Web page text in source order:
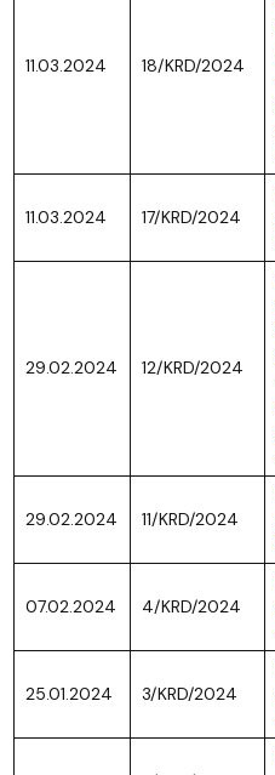
11.03.2024 18/KRD/2024
11.03.2024 17/KRD/2024
29.02.2024 12/KRD/2024
29.02.2024 11/KRD/2024
07.02.2024 4/KRD/2024
25.01.2024 3/KRD/2024